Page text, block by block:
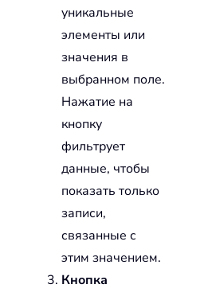
уникальные
элементы или
значения в
выбранном поле.
Нажатие на
кнопку
фильтрует
данные, чтобы
показать только
записи,
связанные с
этим значением.
Кнопка